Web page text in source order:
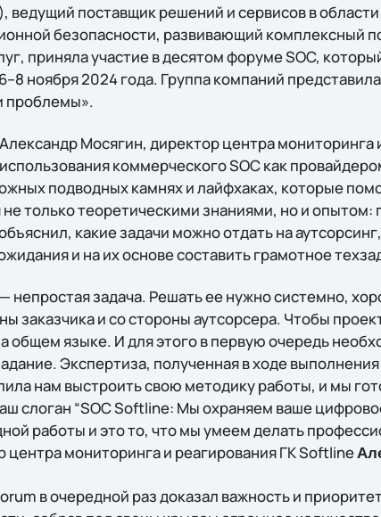
поставщик решений и сервисов в
безопасности, развивающий комплексный
приняла участие в десятом форуме SOC,
ноября 2024 года. Группа компаний
проблемы».
Мосягин, директор центра мониторинга
коммерческого SOC как
подводных камнях и лайфхаках, которые
только теоретическими знаниями, но и опытом:
какие задачи можно отдать на
и на их основе составить грамотное
непростая задача. Решать ее нужно системно,
заказчика и со стороны аутсорсера. Чтобы
общем языке. И для этого в первую очередь
Экспертиза, полученная в ходе
нам выстроить свою методику работы, и мы
слоган “SOC Softline: Мы охраняем ваше
работы и это то, что мы умеем делать
мониторинга и реагирования ГК Softline
в очередной раз доказал важность и